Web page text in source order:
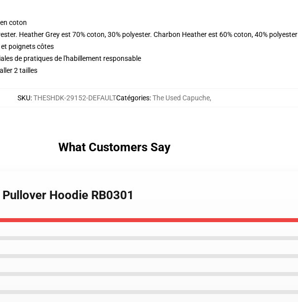
coton
Heather Grey est 70% coton, 30% polyester. Charbon Heather est 60% coton, 40% polyester
poignets côtes
de pratiques de l'habillement responsable
2 tailles
SKU:THESHDK-29152-DEFAULTCatégories:The Used Capuche,
What Customers Say
Hoodie RB0301